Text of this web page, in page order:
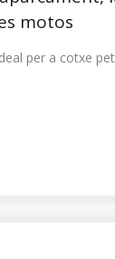
motos
per a cotxe